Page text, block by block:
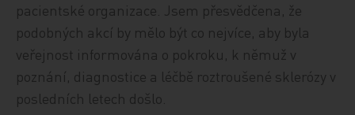
pacientské organizace. Jsem přesvědčena, že
podobných akcí by mělo být co nejvíce, aby byla
veřejnost informována o pokroku, k němuž v
poznání, diagnostice a léčbě roztroušené sklerózy v
posledních letech došlo.